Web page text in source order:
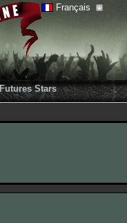
Français
Futures Stars